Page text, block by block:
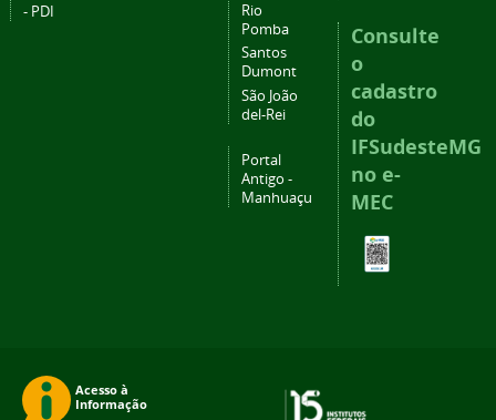
- PDI
Rio
Pomba
Santos
Dumont
São João
del-Rei
Portal
Antigo -
Manhuaçu
Consulte
o
cadastro
do
IFSudesteMG
no e-
MEC